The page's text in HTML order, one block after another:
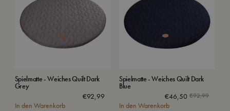
Spielmatte - Weiches Quilt Dark
Grey
€92,99
In den Warenkorb
Spielmatte - Weiches Quilt Dark
Blue
€92,99
€46,50
In den Warenkorb